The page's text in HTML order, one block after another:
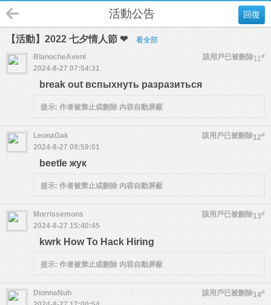
回復
活動公告
【活動】2022 七夕情人節 ❤ 看全部
11#
BlanocheAveni
該用戶已被刪除
2024-8-27 07:54:31
break out вспыхнуть разразиться
提示: 作者被禁止或刪除 內容自動屏蔽
12#
LeonaGak
該用戶已被刪除
2024-8-27 09:59:01
beetle жук
提示: 作者被禁止或刪除 內容自動屏蔽
13#
Morrissemons
該用戶已被刪除
2024-8-27 15:40:45
kwrk How To Hack Hiring
提示: 作者被禁止或刪除 內容自動屏蔽
14#
DionnaNuh
該用戶已被刪除